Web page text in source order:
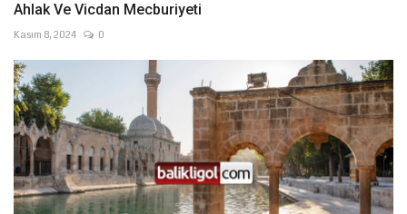
Ahlak Ve Vicdan Mecburiyeti
Kasım 8, 2024 0